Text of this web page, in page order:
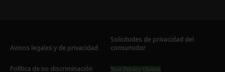
Avisos legales y de privacidad
Solicitudes de privacidad del
consumidor
Política de no discriminación Your Privacy Choices